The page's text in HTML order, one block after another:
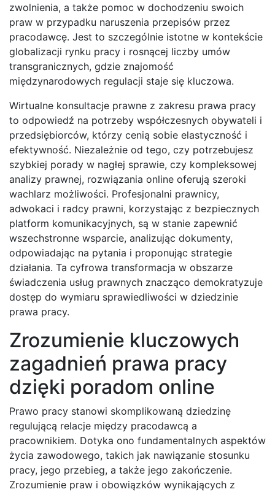
zwolnienia, a także pomoc w dochodzeniu swoich
praw w przypadku naruszenia przepisów przez
pracodawcę. Jest to szczególnie istotne w kontekście
globalizacji rynku pracy i rosnącej liczby umów
transgranicznych, gdzie znajomość
międzynarodowych regulacji staje się kluczowa.
Wirtualne konsultacje prawne z zakresu prawa pracy
to odpowiedź na potrzeby współczesnych obywateli i
przedsiębiorców, którzy cenią sobie elastyczność i
efektywność. Niezależnie od tego, czy potrzebujesz
szybkiej porady w nagłej sprawie, czy kompleksowej
analizy prawnej, rozwiązania online oferują szeroki
wachlarz możliwości. Profesjonalni prawnicy,
adwokaci i radcy prawni, korzystając z bezpiecznych
platform komunikacyjnych, są w stanie zapewnić
wszechstronne wsparcie, analizując dokumenty,
odpowiadając na pytania i proponując strategie
działania. Ta cyfrowa transformacja w obszarze
świadczenia usług prawnych znacząco demokratyzuje
dostęp do wymiaru sprawiedliwości w dziedzinie
prawa pracy.
Zrozumienie kluczowych
zagadnień prawa pracy
dzięki poradom online
Prawo pracy stanowi skomplikowaną dziedzinę
regulującą relacje między pracodawcą a
pracownikiem. Dotyka ono fundamentalnych aspektów
życia zawodowego, takich jak nawiązanie stosunku
pracy, jego przebieg, a także jego zakończenie.
Zrozumienie praw i obowiązków wynikających z